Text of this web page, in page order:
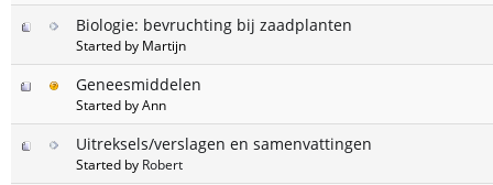
Biologie: bevruchting bij zaadplanten
Started by Martijn
Geneesmiddelen
Started by Ann
Uitreksels/verslagen en samenvattingen
Started by Robert